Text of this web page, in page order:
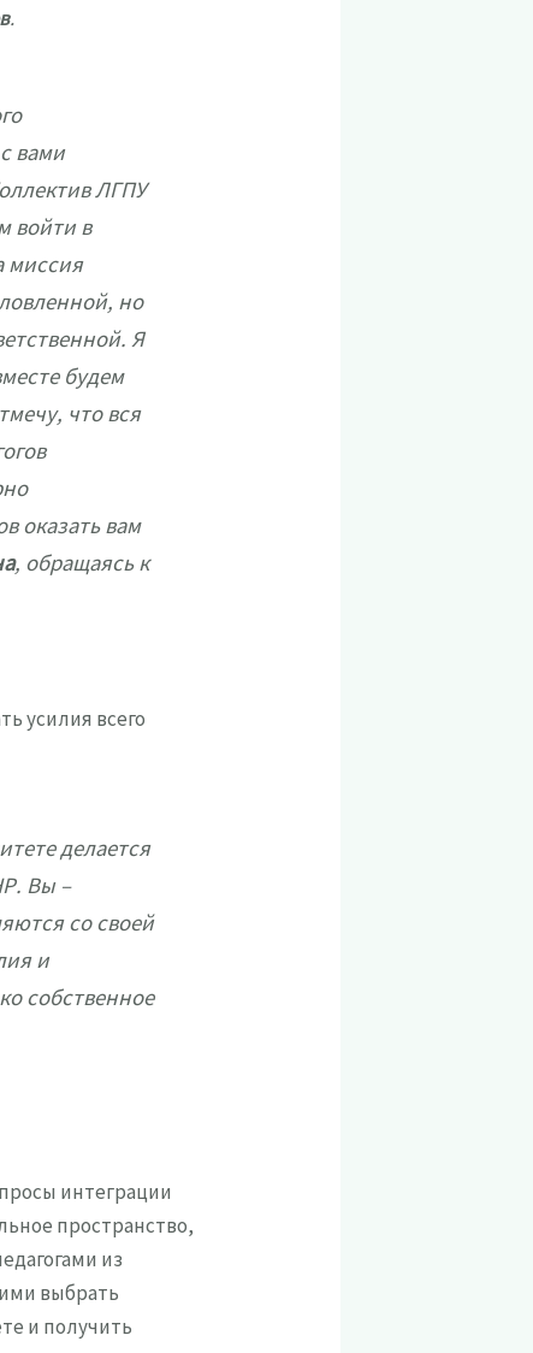
.
вами
ЛГПУ
войти в
миссия
но
Я
будем
что вся
оказать вам
, обращаясь к
усилия всего
делается
Вы –
со своей
и
собственное
интеграции
пространство,
из
выбрать
и получить